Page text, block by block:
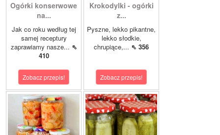
Ogórki konserwowe
na...
Jak co roku według tej
samej receptury
zaprawiamy nasze... ⇖
410
Zobacz przepis!
Krokodylki - ogórki
z...
Pyszne, lekko pikantne,
lekko słodkie,
chrupiące,... ⇖ 356
Zobacz przepis!